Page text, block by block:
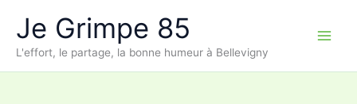
contenu
Je Grimpe 85
L'effort, le partage, la bonne humeur à Bellevigny